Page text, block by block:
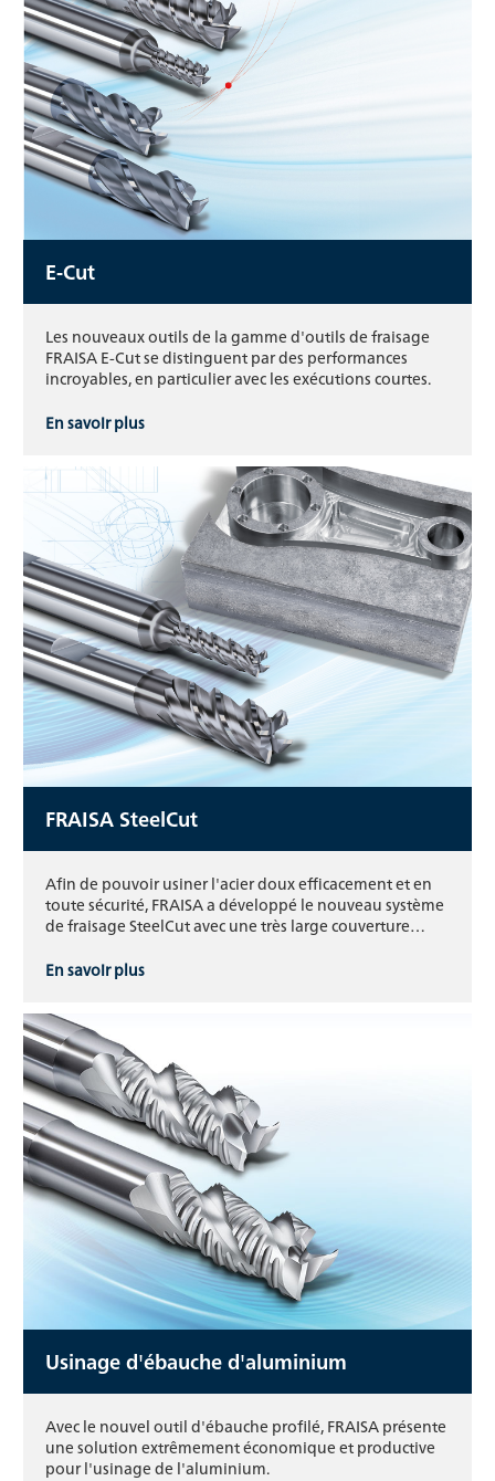
E-Cut
Les nouveaux outils de la gamme d'outils de fraisage
FRAISA E-Cut se distinguent par des performances
incroyables, en particulier avec les exécutions courtes.
En savoir plus
FRAISA SteelCut
Afin de pouvoir usiner l'acier doux efficacement et en
toute sécurité, FRAISA a développé le nouveau système
de fraisage SteelCut avec une très large couverture…
En savoir plus
Usinage d'ébauche d'aluminium
Avec le nouvel outil d'ébauche profilé, FRAISA présente
une solution extrêmement économique et productive
pour l'usinage de l'aluminium.